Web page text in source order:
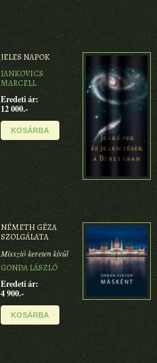
JELES NAPOK
JANKOVICS
MARCELL
Eredeti ár:
12 000.-
KOSÁRBA
NÉMETH GÉZA
SZOLGÁLATA
Misszió kereten kívűl
GONDA LÁSZLÓ
Eredeti ár:
4 900.-
KOSÁRBA